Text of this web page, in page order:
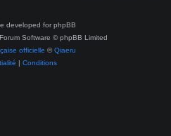
developed for phpBB
Software © phpBB Limited
officielle ©Qiaeru
| Conditions